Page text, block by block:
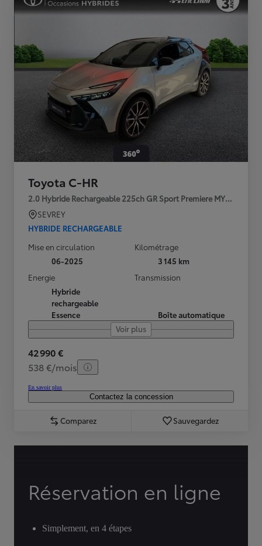
Toyota C-HR
2.0 Hybride Rechargeable 225ch GR Sport Premiere MY25
SEVREY
HYBRIDE RECHARGEABLE
Mise en circulation
06-2025
Kilométrage
3 145 km
Energie
Hybride
rechargeable
Essence
Transmission
Boîte automatique
Voir plus
42 990 €
538 €/mois
En savoir plus
Contactez la concession
Comparez Sauvegardez
Réservation en ligne
Simplement, en 4 étapes